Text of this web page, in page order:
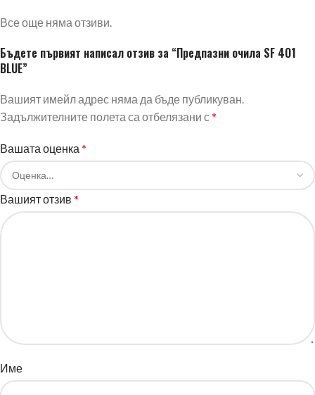
Все още няма отзиви.
Бъдете първият написал отзив за “Предпазни очила SF 4О1
BLUE”
Вашият имейл адрес няма да бъде публикуван.
Задължителните полета са отбелязани с*
Вашата оценка *
Вашият отзив *
Име